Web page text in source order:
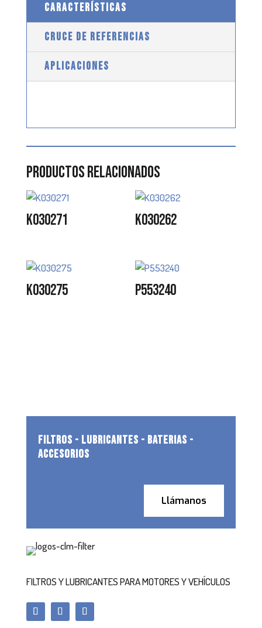
CARACTERÍSTICAS
CRUCE DE REFERENCIAS
APLICACIONES
Productos relacionados
K030271 K030262
K030275 P553240
FILTROS - LUBRICANTES - BATERIAS -
ACCESORIOS
Llámanos
FILTROS Y LUBRICANTES PARA MOTORES Y VEHÍCULOS